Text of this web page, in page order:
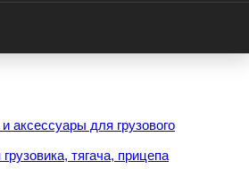
аксессуары для грузового
тягача, прицепа